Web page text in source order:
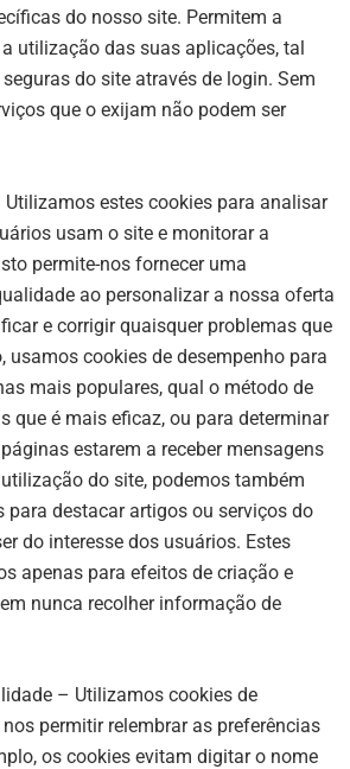
do nosso site. Permitem a
utilização das suas aplicações, tal
do site através de login. Sem
que o exijam não podem ser
Utilizamos estes cookies para analisar
usam o site e monitorar a
permite-nos fornecer uma
ao personalizar a nossa oferta
e corrigir quaisquer problemas que
usamos cookies de desempenho para
mais populares, qual o método de
que é mais eficaz, ou para determinar
estarem a receber mensagens
do site, podemos também
para destacar artigos ou serviços do
do interesse dos usuários. Estes
apenas para efeitos de criação e
nunca recolher informação de
– Utilizamos cookies de
permitir relembrar as preferências
os cookies evitam digitar o nome